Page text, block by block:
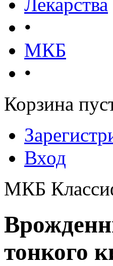
•
МКБ
•
Корзина
Вход
МКБ
тонкого